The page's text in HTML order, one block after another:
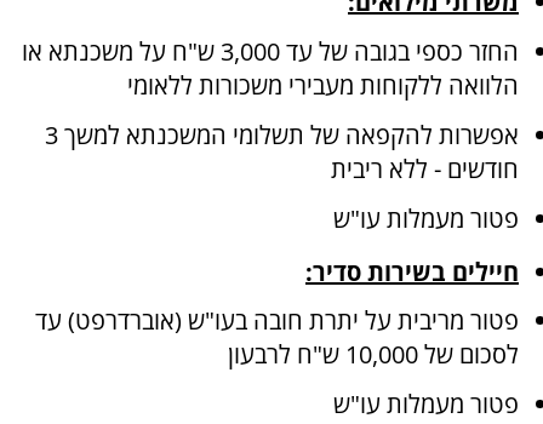
החזר כספי בגובה של עד 3,000 ש"ח על משכנתא או
הלוואה ללקוחות מעבירי משכורות ללאומי
אפשרות להקפאה של תשלומי המשכנתא למשך 3
חודשים - ללא ריבית
פטור מעמלות עו"ש
חיילים בשירות סדיר:
פטור מריבית על יתרת חובה בעו"ש (אוברדרפט) עד
לסכום של 10,000 ש"ח לרבעון
פטור מעמלות עו"ש